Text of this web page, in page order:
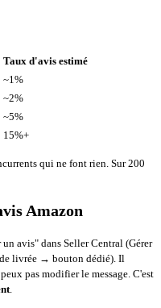
Taux d'avis estimé
~1%
~2%
~5%
15%+
qui ne font rien. Sur 200
Amazon
avis" dans Seller Central (Gérer
livrée → bouton dédié). Il
pas modifier le message. C'est
.